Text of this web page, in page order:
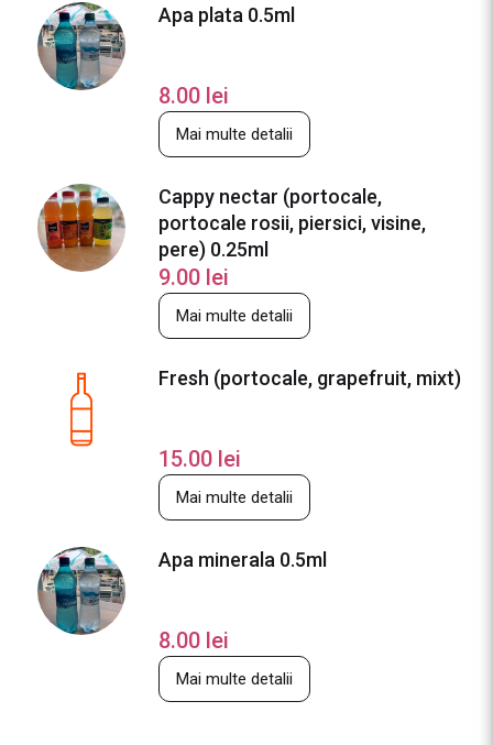
Apa plata 0.5ml
8.00 lei
Mai multe detalii
Cappy nectar (portocale,
portocale rosii, piersici, visine,
pere) 0.25ml
9.00 lei
Mai multe detalii
Fresh (portocale, grapefruit, mixt)
15.00 lei
Mai multe detalii
Apa minerala 0.5ml
8.00 lei
Mai multe detalii